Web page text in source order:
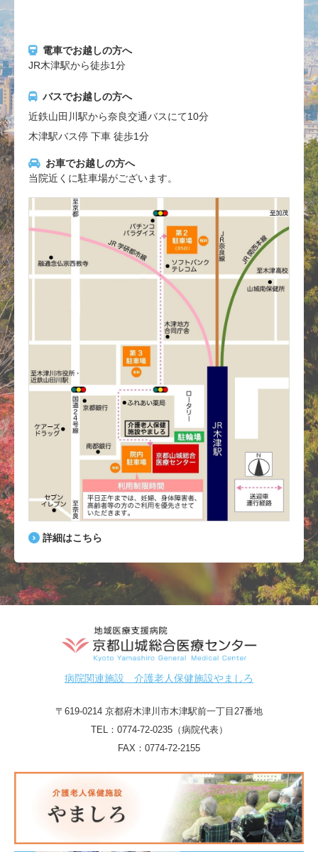
電車でお越しの方へ
JR木津駅から徒歩1分
バスでお越しの方へ
近鉄山田川駅から奈良交通バスにて10分
木津駅バス停 下車 徒歩1分
お車でお越しの方へ
当院近くに駐車場がございます。
詳細はこちら
病院関連施設 介護老人保健施設やましろ
〒619-0214 京都府木津川市木津駅前一丁目27番地
TEL： 0774-72-0235（病院代表）
FAX：0774-72-2155